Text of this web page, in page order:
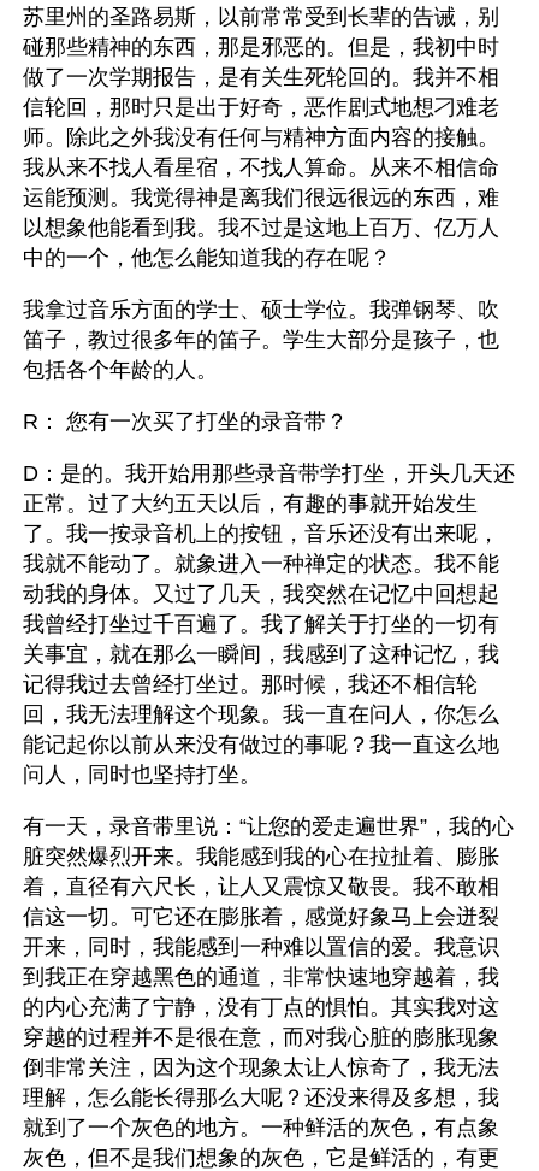
苏里州的圣路易斯，以前常常受到长辈的告诫，别
碰那些精神的东西，那是邪恶的。但是，我初中时
做了一次学期报告，是有关生死轮回的。我并不相
信轮回，那时只是出于好奇，恶作剧式地想刁难老
师。除此之外我没有任何与精神方面内容的接触。
我从来不找人看星宿，不找人算命。从来不相信命
运能预测。我觉得神是离我们很远很远的东西，难
以想象他能看到我。我不过是这地上百万、亿万人
中的一个，他怎么能知道我的存在呢？
我拿过音乐方面的学士、硕士学位。我弹钢琴、吹
笛子，教过很多年的笛子。学生大部分是孩子，也
包括各个年龄的人。
R： 您有一次买了打坐的录音带？
D：是的。我开始用那些录音带学打坐，开头几天还
正常。过了大约五天以后，有趣的事就开始发生
了。我一按录音机上的按钮，音乐还没有出来呢，
我就不能动了。就象进入一种禅定的状态。我不能
动我的身体。又过了几天，我突然在记忆中回想起
我曾经打坐过千百遍了。我了解关于打坐的一切有
关事宜，就在那么一瞬间，我感到了这种记忆，我
记得我过去曾经打坐过。那时候，我还不相信轮
回，我无法理解这个现象。我一直在问人，你怎么
能记起你以前从来没有做过的事呢？我一直这么地
问人，同时也坚持打坐。
有一天，录音带里说：“让您的爱走遍世界”，我的心
脏突然爆烈开来。我能感到我的心在拉扯着、膨胀
着，直径有六尺长，让人又震惊又敬畏。我不敢相
信这一切。可它还在膨胀着，感觉好象马上会迸裂
开来，同时，我能感到一种难以置信的爱。我意识
到我正在穿越黑色的通道，非常快速地穿越着，我
的内心充满了宁静，没有丁点的惧怕。其实我对这
穿越的过程并不是很在意，而对我心脏的膨胀现象
倒非常关注，因为这个现象太让人惊奇了，我无法
理解，怎么能长得那么大呢？还没来得及多想，我
就到了一个灰色的地方。一种鲜活的灰色，有点象
灰色，但不是我们想象的灰色，它是鲜活的，有更